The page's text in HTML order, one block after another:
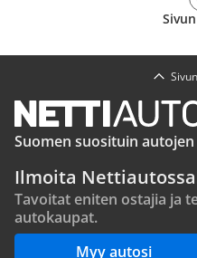
Suomen suosituin
Ilmoita
Tavoitat eniten ostajia ja
autokaupat.
Myy autosi